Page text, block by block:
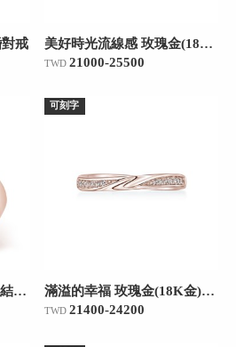
戒 美好時光流線感 玫瑰金(18K金)女款結婚對戒
TWD 21000-25500
星空 玫瑰金(18K金)女款結婚對戒
可刻字
滿溢的幸福 玫瑰金(18K金)女款結婚對戒
TWD 21400-24200